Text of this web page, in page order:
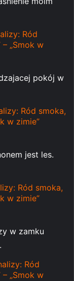
Ród
„Smok w
pokój w
Ród smoka,
w zimie”
jest les.
Ród smoka,
w zimie”
w zamku
Ród
„Smok w